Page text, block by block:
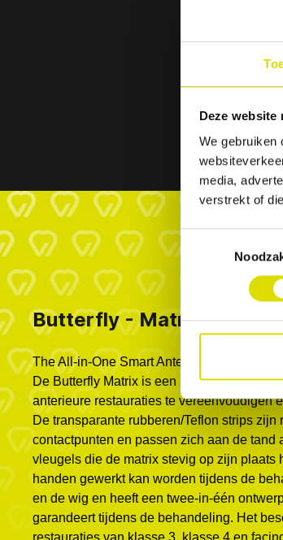
Deze website
We gebruiken
media,
verstrekt of
Butterfly - Matrix
The All-in-One Smart Anterior Strip &
De Butterfly Matrix is ​​een innovatief
anterieure restauraties te vereenvoudigen
De transparante rubberen/Teflon strips
contactpunten en passen zich aan de
vleugels die de matrix stevig op zijn plaats
handen gewerkt kan worden tijdens de
en de wig en heeft een twee-in-één
garandeert tijdens de behandeling. Het
restauraties van klasse 3, klasse 4 en